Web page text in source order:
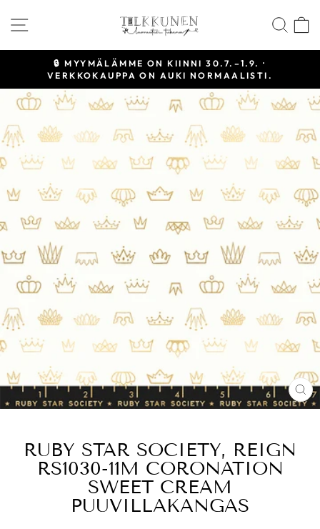
sisältöönSIVUSTON NAVIGOINTI HAE
Keskeytä
diaesitys
🔒 MYYMÄLÄMME ON KIINNI 30.7.–1.9. ·
VERKKOKAUPPA ON AUKI NORMAALISTI.
RUBY STAR SOCIETY, REIGN
RS1030-11M CORONATION
SWEET CREAM
PUUVILLAKANGAS